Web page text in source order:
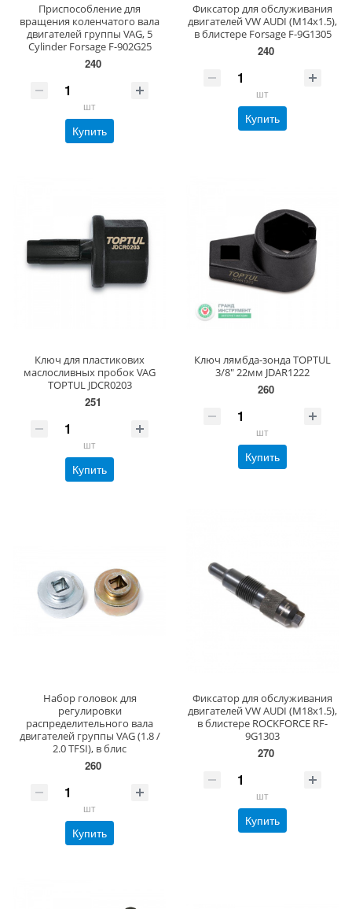
Приспособление для
вращения коленчатого вала
двигателей группы VAG, 5
Cylinder Forsage F-902G25
240
шт
Купить
Фиксатор для обслуживания
двигателей VW AUDI (M14х1.5),
в блистере Forsage F-9G1305
240
шт
Купить
Ключ для пластикових
маслосливных пробок VAG
TOPTUL JDCR0203
251
шт
Купить
Ключ лямбда-зонда TOPTUL
3/8" 22мм JDAR1222
260
шт
Купить
Набор головок для
регулировки
распределительного вала
двигателей группы VAG (1.8 /
2.0 TFSI), в блис
260
шт
Купить
Фиксатор для обслуживания
двигателей VW AUDI (M18х1.5),
в блистере ROCKFORCE RF-
9G1303
270
шт
Купить